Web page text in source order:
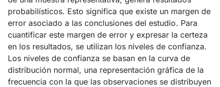
probabilísticos. Esto significa que existe un margen de
error asociado a las conclusiones del estudio. Para
cuantificar este margen de error y expresar la certeza
en los resultados, se utilizan los niveles de confianza.
Los niveles de confianza se basan en la curva de
distribución normal, una representación gráfica de la
frecuencia con la que las observaciones se distribuyen